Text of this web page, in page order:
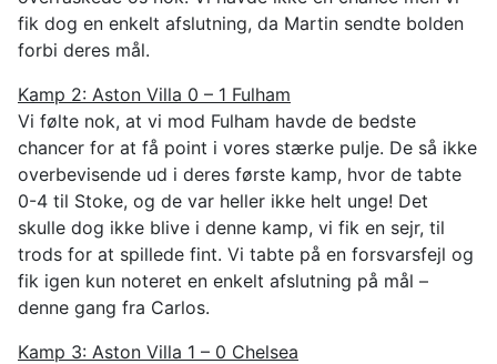
fik dog en enkelt afslutning, da Martin sendte bolden
forbi deres mål.
Kamp 2: Aston Villa 0 – 1 Fulham
Vi følte nok, at vi mod Fulham havde de bedste
chancer for at få point i vores stærke pulje. De så ikke
overbevisende ud i deres første kamp, hvor de tabte
0-4 til Stoke, og de var heller ikke helt unge! Det
skulle dog ikke blive i denne kamp, vi fik en sejr, til
trods for at spillede fint. Vi tabte på en forsvarsfejl og
fik igen kun noteret en enkelt afslutning på mål –
denne gang fra Carlos.
Kamp 3: Aston Villa 1 – 0 Chelsea